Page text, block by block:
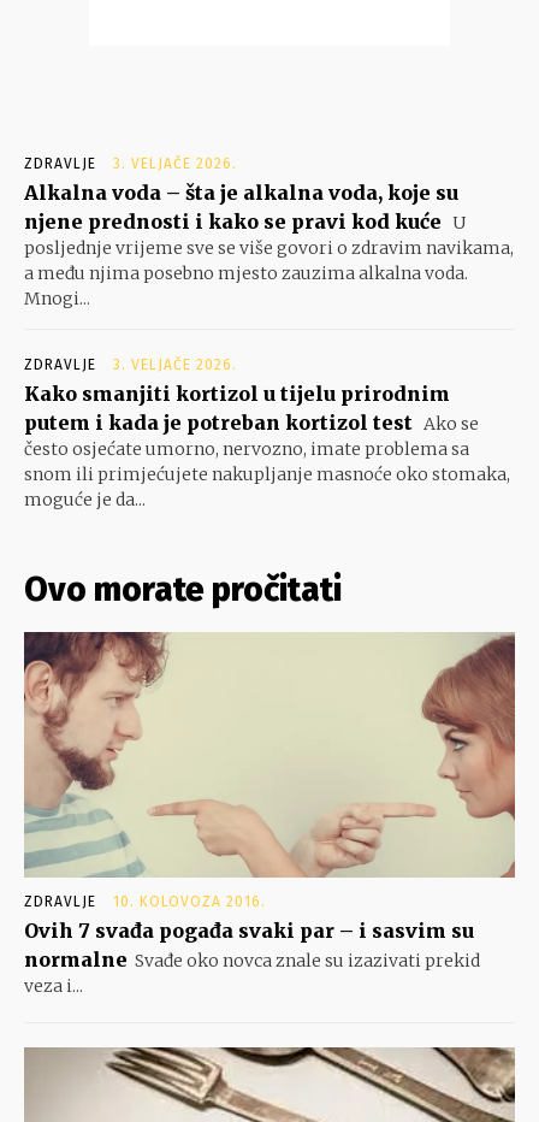
ZDRAVLJE 3. VELJAČE 2026.
Alkalna voda – šta je alkalna voda, koje su
njene prednosti i kako se pravi kod kuće U
posljednje vrijeme sve se više govori o zdravim navikama,
a među njima posebno mjesto zauzima alkalna voda.
Mnogi...
ZDRAVLJE 3. VELJAČE 2026.
Kako smanjiti kortizol u tijelu prirodnim
putem i kada je potreban kortizol test Ako se
često osjećate umorno, nervozno, imate problema sa
snom ili primjećujete nakupljanje masnoće oko stomaka,
moguće je da...
Ovo morate pročitati
ZDRAVLJE 10. KOLOVOZA 2016.
Ovih 7 svađa pogađa svaki par – i sasvim su
normalne Svađe oko novca znale su izazivati prekid
veza i...